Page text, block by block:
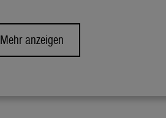
Mehr anzeigen